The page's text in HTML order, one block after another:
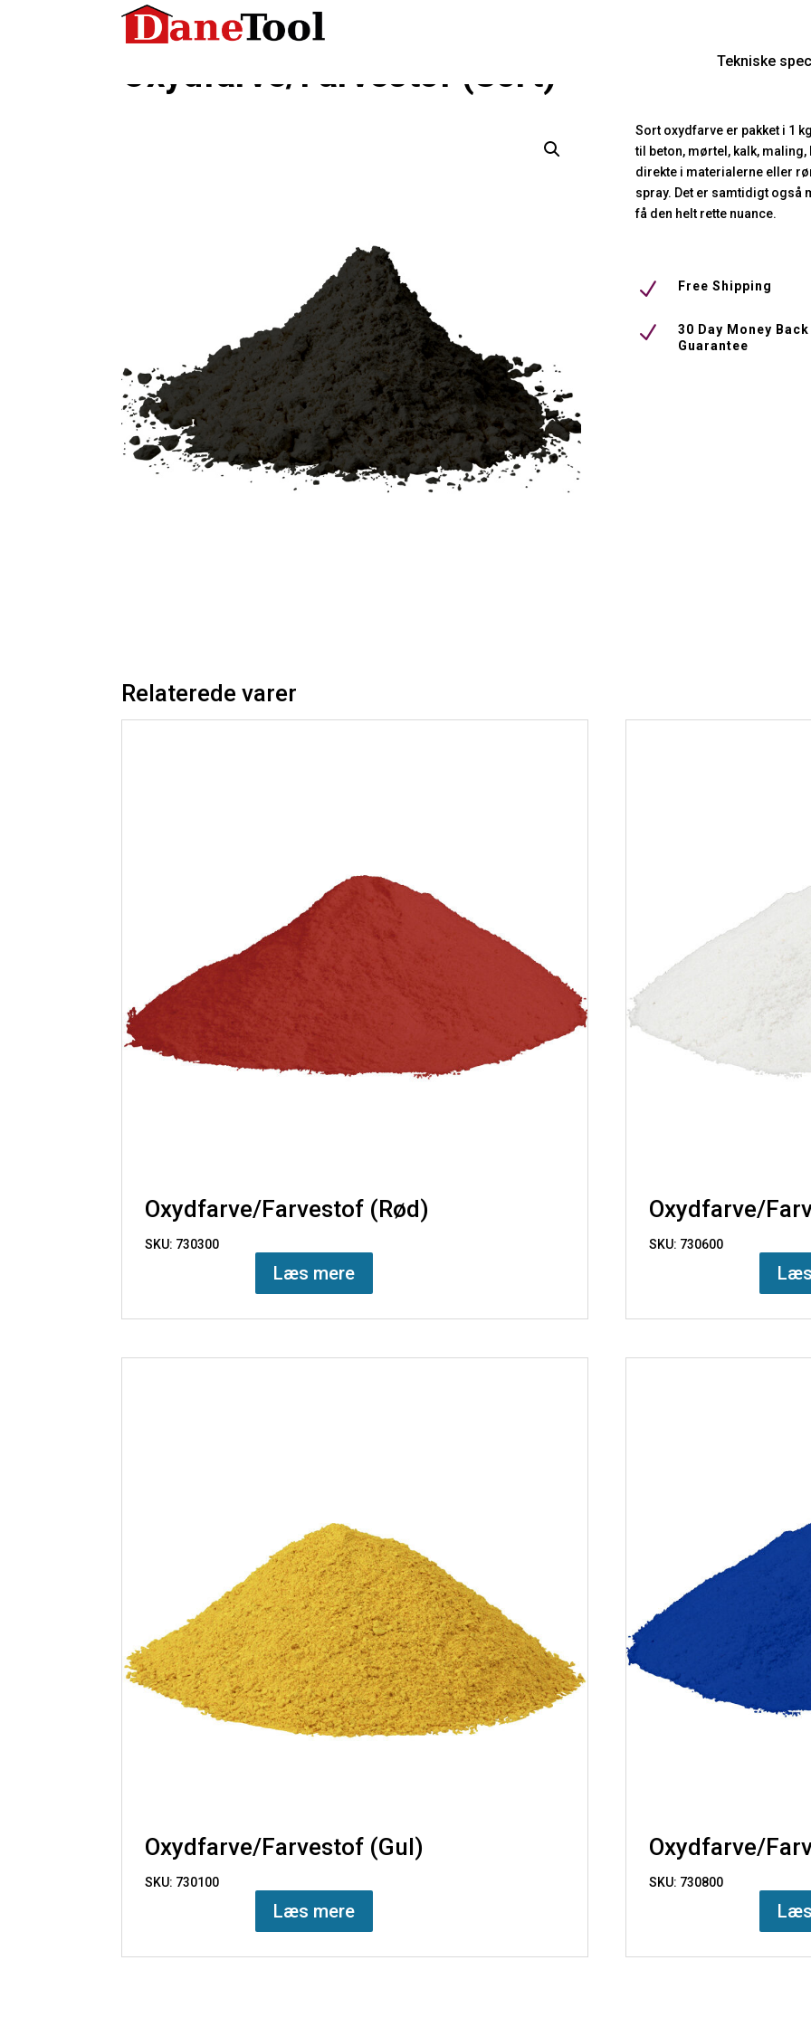
Tekniske
Hjem/Oxydfarver / Oxydfarve/Farvestof (Sort)
Oxydfarve/Farvestof (Sort)
Sort oxydfarve er pakket i 1
til beton, mørtel, kalk,
direkte i materialerne eller
spray. Det er samtidigt også
få den helt rette nuance.
N Free Shipping
N
30 Day Money Back
Guarantee
Relaterede varer
Oxydfarve/Farvestof (Rød)
SKU: 730300
Læs mere
Oxydfarve/
SKU: 730600
Oxydfarve/Farvestof (Gul)
SKU: 730100
Læs mere
Oxydfarve/
SKU: 730800